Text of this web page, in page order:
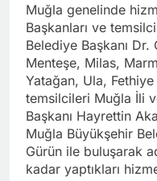
Muğla genelinde
Başkanları ve
Belediye Başkanı
Menteşe, Milas,
Yatağan, Ula,
temsilcileri Muğla İli
Başkanı Hayrettin
Muğla Büyükşehir
Gürün ile buluşarak
kadar yaptıkları